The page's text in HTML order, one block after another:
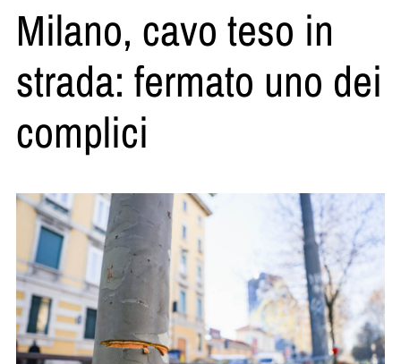
Milano, cavo teso in
strada: fermato uno dei
complici